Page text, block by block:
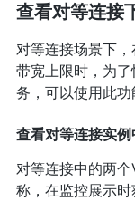
查看对等连接
对等连接场景下
带宽上限时，为
务，可以使用此功
查看对等连接实
对等连接中的两
称，在监控展示